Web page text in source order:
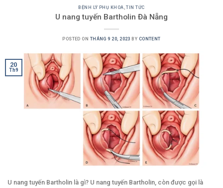
BỆNH LÝ PHỤ KHOA ,TIN TỨC
U nang tuyến Bartholin Đà Nẵng
POSTED ON THÁNG 9 20, 2023 BY CONTENT
20
Th9
U nang tuyến Bartholin là gì? U nang tuyến Bartholin, còn được gọi là